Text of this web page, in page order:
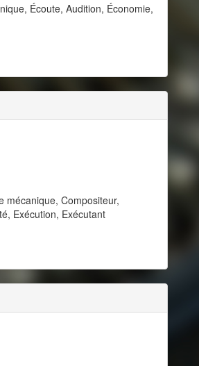
Écoute, Audition, Économie,
mécanique, Compositeur,
Exécution, Exécutant